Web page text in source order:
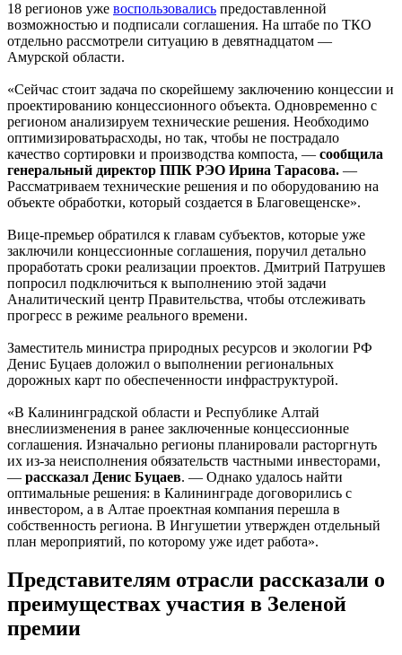
18 регионов уже воспользовались предоставленной
возможностью и подписали соглашения. На штабе по ТКО
отдельно рассмотрели ситуацию в девятнадцатом —
Амурской области.
«Сейчас стоит задача по скорейшему заключению концессии и
проектированию концессионного объекта. Одновременно с
регионом анализируем технические решения. Необходимо
оптимизироватьрасходы, но так, чтобы не пострадало
качество сортировки и производства компоста, — сообщила
генеральный директор ППК РЭО Ирина Тарасова. —
Рассматриваем технические решения и по оборудованию на
объекте обработки, который создается в Благовещенске».
Вице-премьер обратился к главам субъектов, которые уже
заключили концессионные соглашения, поручил детально
проработать сроки реализации проектов. Дмитрий Патрушев
попросил подключиться к выполнению этой задачи
Аналитический центр Правительства, чтобы отслеживать
прогресс в режиме реального времени.
Заместитель министра природных ресурсов и экологии РФ
Денис Буцаев доложил о выполнении региональных
дорожных карт по обеспеченности инфраструктурой.
«В Калининградской области и Республике Алтай
внеслиизменения в ранее заключенные концессионные
соглашения. Изначально регионы планировали расторгнуть
их из-за неисполнения обязательств частными инвесторами,
— рассказал Денис Буцаев. — Однако удалось найти
оптимальные решения: в Калининграде договорились с
инвестором, а в Алтае проектная компания перешла в
собственность региона. В Ингушетии утвержден отдельный
план мероприятий, по которому уже идет работа».
Представителям отрасли рассказали о
преимуществах участия в Зеленой
премии